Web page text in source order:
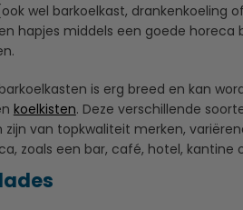
wel barkoelkast,
hapjes middels een goede
is erg breed en kan
koelkisten. Deze verschillende
van topkwaliteit merken,
zoals een bar, café, hotel, kantine